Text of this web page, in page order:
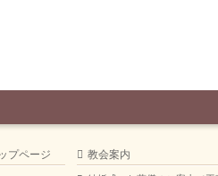
プページ 教会案内